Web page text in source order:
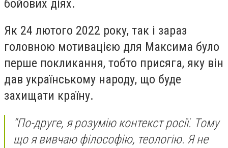
бойових діях.
Як 24 лютого 2022 року, так і зараз
головною мотивацією для Максима було
перше покликання, тобто присяга, яку він
дав українському народу, що буде
захищати країну.
“По-друге, я розумію контекст росії. Тому
що я вивчаю філософію, теологію. Я не